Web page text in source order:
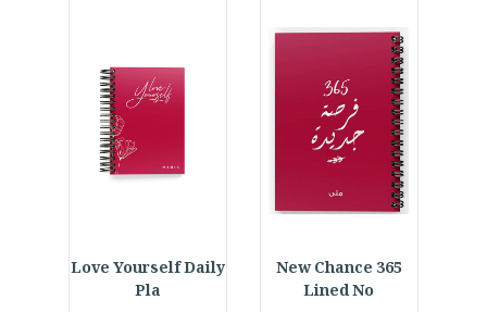
365 New Chance
Lined No
Love Yourself Daily
Pla